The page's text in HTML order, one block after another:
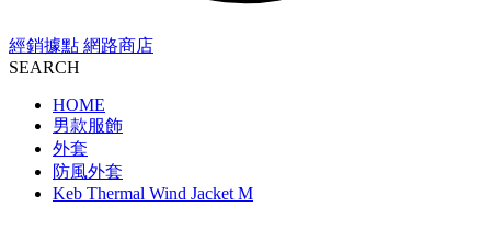
經銷據點 網路商店
SEARCH
HOME
男款服飾
外套
防風外套
Keb Thermal Wind Jacket M